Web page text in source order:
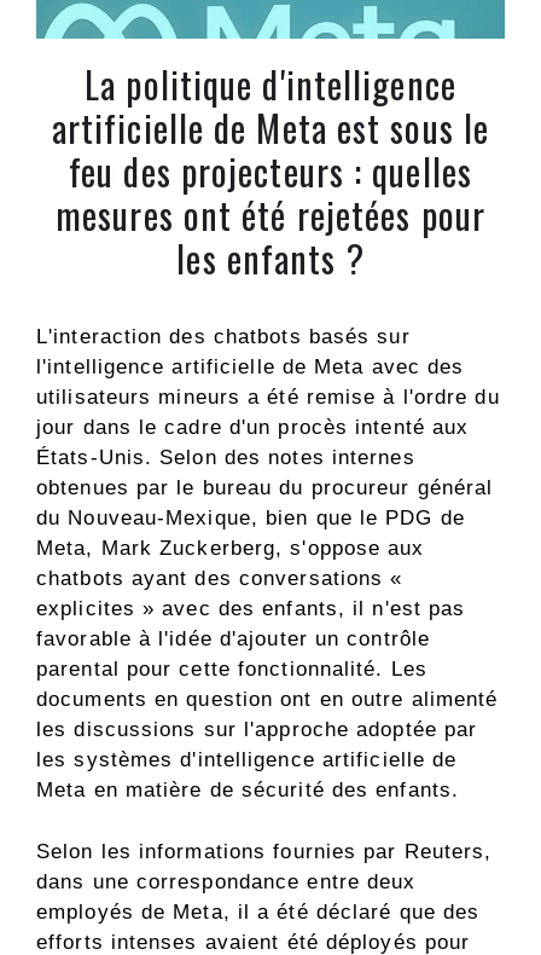
La politique d'intelligence
artificielle de Meta est sous le
feu des projecteurs : quelles
mesures ont été rejetées pour
les enfants ?
L'interaction des chatbots basés sur
l'intelligence artificielle de Meta avec des
utilisateurs mineurs a été remise à l'ordre du
jour dans le cadre d'un procès intenté aux
États-Unis. Selon des notes internes
obtenues par le bureau du procureur général
du Nouveau-Mexique, bien que le PDG de
Meta, Mark Zuckerberg, s'oppose aux
chatbots ayant des conversations «
explicites » avec des enfants, il n'est pas
favorable à l'idée d'ajouter un contrôle
parental pour cette fonctionnalité. Les
documents en question ont en outre alimenté
les discussions sur l'approche adoptée par
les systèmes d'intelligence artificielle de
Meta en matière de sécurité des enfants.
Selon les informations fournies par Reuters,
dans une correspondance entre deux
employés de Meta, il a été déclaré que des
efforts intenses avaient été déployés pour